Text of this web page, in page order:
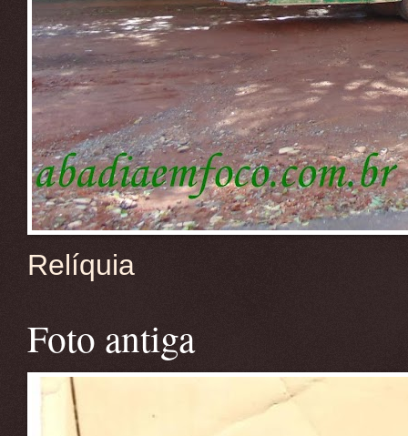
Relíquia
Foto antiga